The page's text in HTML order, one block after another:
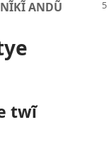
ANDŨ
twĩ